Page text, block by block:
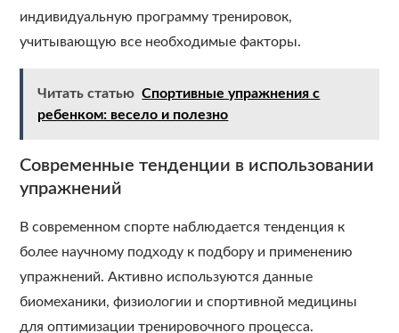
индивидуальную программу тренировок,
учитывающую все необходимые факторы.
Читать статью Спортивные упражнения с
ребенком: весело и полезно
Современные тенденции в использовании
упражнений
В современном спорте наблюдается тенденция к
более научному подходу к подбору и применению
упражнений. Активно используются данные
биомеханики, физиологии и спортивной медицины
для оптимизации тренировочного процесса.